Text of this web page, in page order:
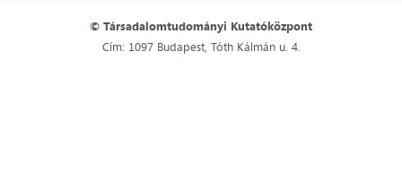
© Társadalomtudományi Kutatóközpont
Cím: 1097 Budapest, Tóth Kálmán u. 4.